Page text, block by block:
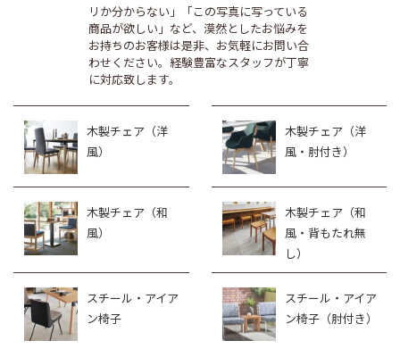
リか分からない」「この写真に写っている
商品が欲しい」など、漠然としたお悩みを
お持ちのお客様は是非、お気軽にお問い合
わせください。経験豊富なスタッフが丁寧
に対応致します。
木製チェア（洋
風）
木製チェア（洋
風・肘付き）
木製チェア（和
風）
木製チェア（和
風・背もたれ無
し）
スチール・アイア
ン椅子
スチール・アイア
ン椅子（肘付き）